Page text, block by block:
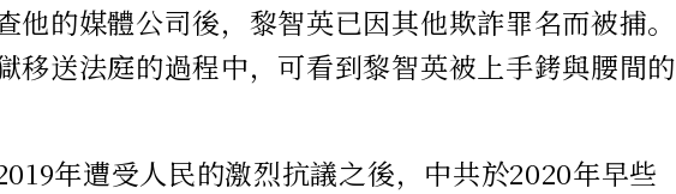
他的媒體公司後，黎智英已因其他欺詐罪名而被捕。
移送法庭的過程中，可看到黎智英被上手銬與腰間的
年遭受人民的激烈抗議之後，中共於2020年早些